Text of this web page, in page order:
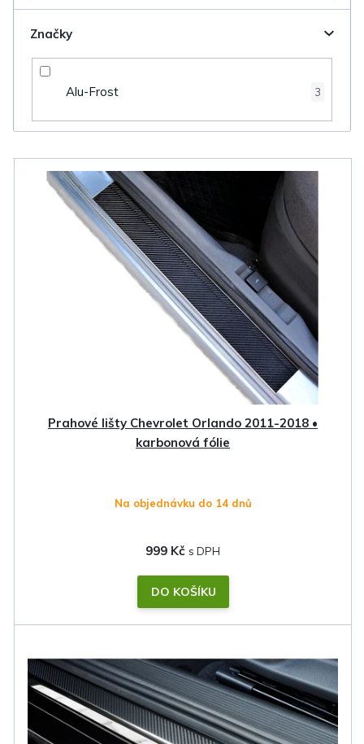
Značky
Alu-Frost 3
Prahové lišty Chevrolet Orlando 2011-2018 •
karbonová fólie
Na objednávku do 14 dnů
999 Kč
DO KOŠÍKU